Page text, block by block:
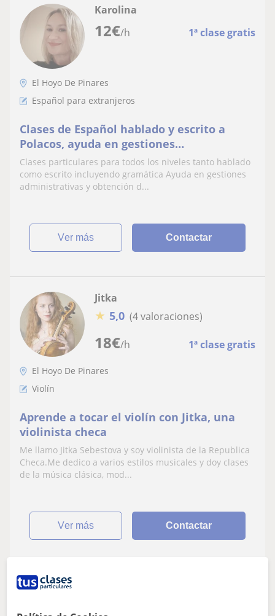
12€/h 1ª clase gratis
Karolina
El Hoyo De Pinares
Español para extranjeros
Clases de Español hablado y escrito a
Polacos, ayuda en gestiones
administrativas y obtención de
nacionalidad
Clases particulares para todos los niveles tanto hablado
como escrito incluyendo gramática Ayuda en gestiones
administrativas y obtención d...
ver más Contactar
18€/h 1ª clase gratis
Jitka
★ 5,0 (4 valoraciones)
El Hoyo De Pinares
Violín
Aprende a tocar el violín con Jitka, una
violinista checa
Me llamo Jitka Sebestova y soy violinista de la Republica
Checa.Me dedico a varios estilos musicales y doy clases
de la música clásica, mod...
ver más Contactar